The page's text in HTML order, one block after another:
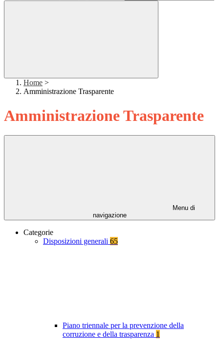
Home >
Amministrazione Trasparente
Amministrazione Trasparente
Menu di
navigazione
Categorie
Disposizioni generali 65
Piano triennale per la prevenzione della
corruzione e della trasparenza 1